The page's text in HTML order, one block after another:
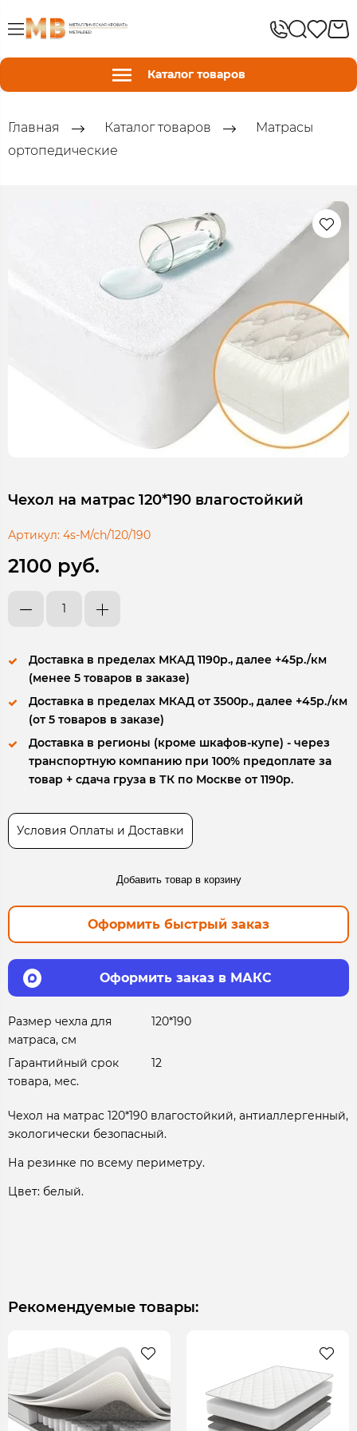
Каталог товаров
Главная Каталог товаров
Матрасы
ортопедические
Чехол на матрас 120*190 влагостойкий
Артикул: 4s-M/ch/120/190
2100 руб.
Доставка в пределах МКАД 1190р., далее +45р./км
(менее 5 товаров в заказе)
Доставка в пределах МКАД от 3500р., далее +45р./км
(от 5 товаров в заказе)
Доставка в регионы (кроме шкафов-купе) - через
транспортную компанию при 100% предоплате за
товар + сдача груза в ТК по Москве от 1190р.
Условия Оплаты и Доставки
Добавить товар в корзину
Оформить быстрый заказ
Оформить заказ в МАКС
Размер чехла для
матраса, см
120*190
Гарантийный срок
товара, мес.
12
Чехол на матрас 120*190 влагостойкий, антиаллергенный,
экологически безопасный.
На резинке по всему периметру.
Цвет: белый.
Рекомендуемые товары: